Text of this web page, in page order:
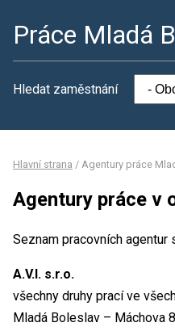
Práce Mladá
Hledat zaměstnání
Hlavní strana / Agentury práce
Agentury práce v
Seznam pracovních
A.V.I. s.r.o.
všechny druhy prací ve
Mladá Boleslav – Máchova